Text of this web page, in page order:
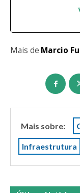
Mais de Marcio
Mais sobre:
Infraestrutura